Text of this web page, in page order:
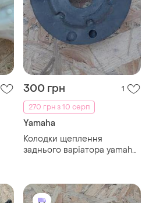
300 грн
1
270 грн з 10 серп
Yamaha
Колодки щеплення
заднього варіатора yamaha